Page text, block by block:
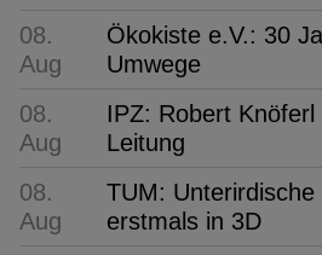
08.
Aug
Ökokiste e.V.: 30
Umwege
08.
Aug
IPZ: Robert
Leitung
08.
Aug
TUM:
erstmals in 3D